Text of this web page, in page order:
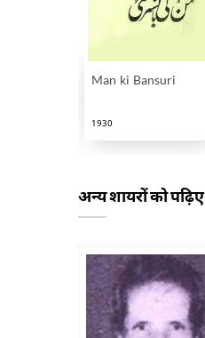
Man ki Bansuri
1930
अन्य शायरों को पढ़िए